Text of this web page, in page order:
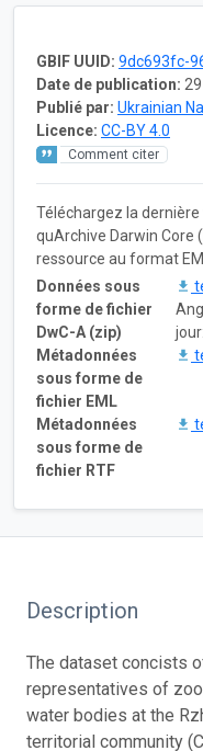
GBIF UUID: 9dc693fc-
Date de publication:
Publié par: Ukrainian
Licence: CC-BY 4.0
Comment citer
Téléchargez la
quArchive Darwin Core
ressource au format
Données sous
forme de fichier
DwC-A (zip)
Métadonnées
sous forme de
fichier EML
Métadonnées
sous forme de
fichier RTF
Description
The dataset concists
representatives of
water bodies at the
territorial community